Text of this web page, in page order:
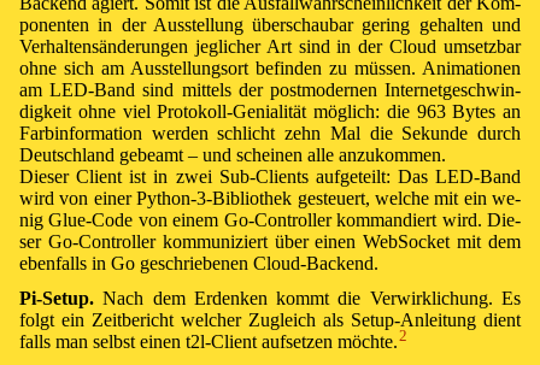
po­nen­ten in der Aus­stel­lung über­schau­bar ge­ring ge­hal­ten und
Ver­hal­tens­än­de­rung­en jeg­li­cher Art sind in der Cloud um­setz­bar
ohne sich am Aus­stel­lungs­ort be­fin­den zu müs­sen. Ani­ma­tio­nen
am LED-Band sind mit­tels der post­mo­der­nen In­ter­net­ge­schwin­
dig­keit ohne viel Pro­to­koll-Ge­ni­a­li­tät mög­lich: die 963 Bytes an
Farb­in­for­ma­tion wer­den schlicht zehn Mal die Se­kun­de durch
Deutsch­land ge­beamt – und schei­nen alle an­zu­kom­men.
Die­ser Cli­ent ist in zwei Sub-Cli­ents auf­ge­teilt: Das LED-Band
wird von ei­nerPy­thon-3-Bib­lio­thek ge­steu­ert, wel­che mit ein we­
nig Glue-Code von ei­nem Go-Con­trol­lerkom­man­diert wird. Die­
ser Go-Con­trol­lerkom­mu­ni­ziert über ei­nenWeb­Socket mit dem
eben­falls in Go ge­schrie­be­nen Cloud-Back­end.
Pi-Set­up. Nach dem Er­den­ken kommt die Ver­wirk­lich­ung. Es
folgt ein Zeit­be­richt wel­cher Zu­gleich als Set­up-An­lei­tung dient
falls man selbst ei­nen t2l-Cli­ent auf­set­zen möch­te. ⁠2